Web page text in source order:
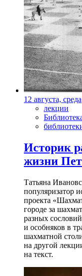
12 августа, среда
лекции
Историк
жизни
Татьяна
популяризатор
проекта
городе за
разных
и особняков в
шахматной
на другой
на текст.